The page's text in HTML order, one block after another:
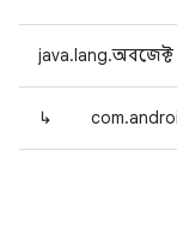
java.lang.অবজেক্ট
↳